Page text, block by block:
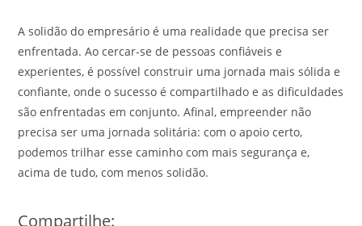
A solidão do empresário é uma realidade que precisa ser
enfrentada. Ao cercar-se de pessoas confiáveis e
experientes, é possível construir uma jornada mais sólida e
confiante, onde o sucesso é compartilhado e as dificuldades
são enfrentadas em conjunto. Afinal, empreender não
precisa ser uma jornada solitária: com o apoio certo,
podemos trilhar esse caminho com mais segurança e,
acima de tudo, com menos solidão.
Compartilhe: